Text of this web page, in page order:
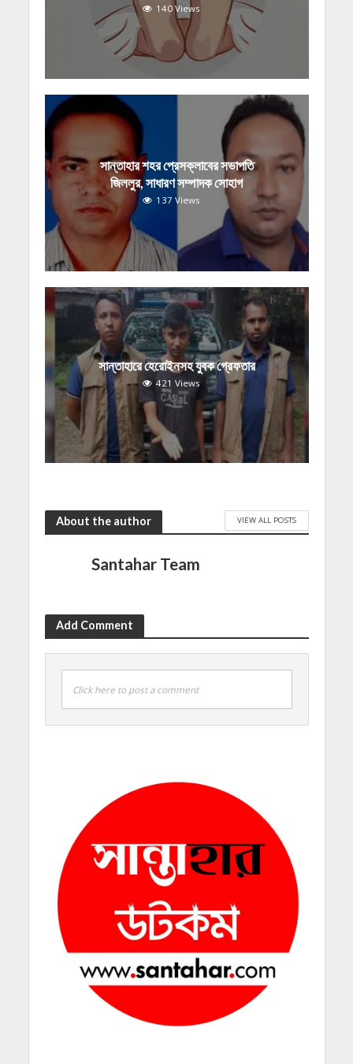
140 Views
সান্তাহার শহর প্রেসক্লাবের সভাপতি
জিললুর, সাধারণ সম্পাদক সোহাগ
137 Views
সান্তাহারে হেরোইনসহ যুবক গ্রেফতার
421 Views
About the author VIEW ALL POSTS
Santahar Team
Add Comment
Click here to post a comment